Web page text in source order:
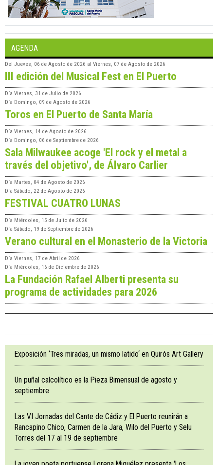
AGENDA
Del Jueves, 06 de Agosto de 2026 al Viernes, 07 de Agosto de 2026
III edición del Musical Fest en El Puerto
Día Viernes, 31 de Julio de 2026
Día Domingo, 09 de Agosto de 2026
Toros en El Puerto de Santa María
Día Viernes, 14 de Agosto de 2026
Día Domingo, 06 de Septiembre de 2026
Sala Milwaukee acoge 'El rock y el metal a
través del objetivo', de Álvaro Carlier
Día Martes, 04 de Agosto de 2026
Día Sábado, 22 de Agosto de 2026
FESTIVAL CUATRO LUNAS
Día Miércoles, 15 de Julio de 2026
Día Sábado, 19 de Septiembre de 2026
Verano cultural en el Monasterio de la Victoria
Día Viernes, 17 de Abril de 2026
Día Miércoles, 16 de Diciembre de 2026
La Fundación Rafael Alberti presenta su
programa de actividades para 2026
Exposición ‘Tres miradas, un mismo latido‘ en Quirós Art Gallery
Un puñal calcolítico es la Pieza Bimensual de agosto y
septiembre
Las VI Jornadas del Cante de Cádiz y El Puerto reunirán a
Rancapino Chico, Carmen de la Jara, Wilo del Puerto y Selu
Torres del 17 al 19 de septiembre